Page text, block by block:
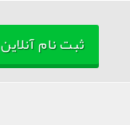
ثبت نام آنلاین